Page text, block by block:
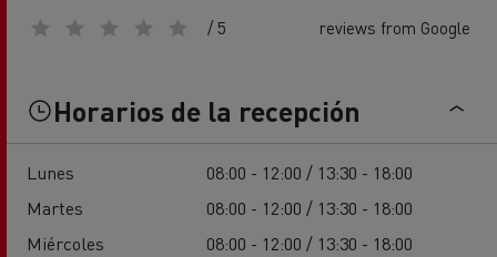
/ 5 reviews from Google
Horarios de la recepción
Lunes
08:00 - 12:00 / 13:30 - 18:00
Martes
08:00 - 12:00 / 13:30 - 18:00
Miércoles
08:00 - 12:00 / 13:30 - 18:00